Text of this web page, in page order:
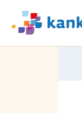
naar
We
zijn